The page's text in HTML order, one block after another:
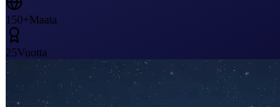
150+Maata
25Vuotta